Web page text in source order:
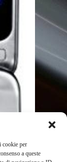
cookie per
a queste